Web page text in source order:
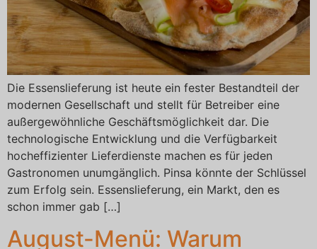
Die Essenslieferung ist heute ein fester Bestandteil der
modernen Gesellschaft und stellt für Betreiber eine
außergewöhnliche Geschäftsmöglichkeit dar. Die
technologische Entwicklung und die Verfügbarkeit
hocheffizienter Lieferdienste machen es für jeden
Gastronomen unumgänglich. Pinsa könnte der Schlüssel
zum Erfolg sein. Essenslieferung, ein Markt, den es
schon immer gab […]
August-Menü: Warum